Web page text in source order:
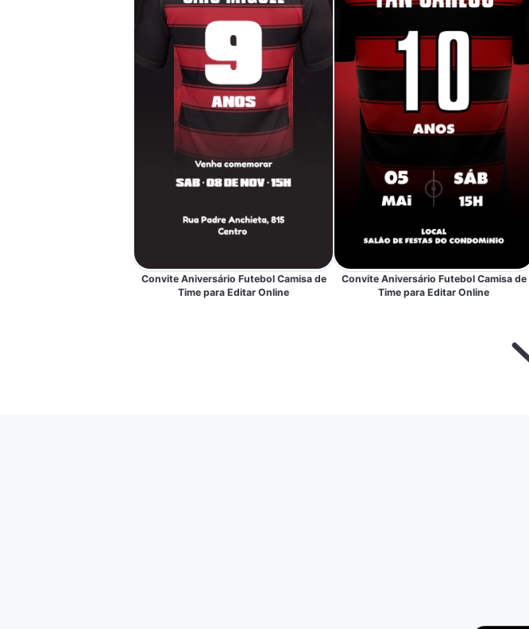
Convite Aniversário Futebol Camisa de
Time para Editar Online
Convite Aniversário Futebol Camisa de
Time para Editar Online